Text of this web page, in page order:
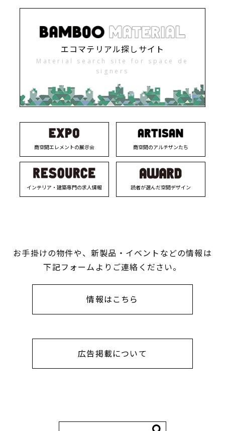
エコマテリアル探しサイト
Material search site for space de
signers
商空間エレメントの展示会 商空間のアルチザンたち
インテリア・建築専門の求人情報 読者が選んだ空間デザイン
お手掛けの物件や、新製品・イベントなどの情報は
下記フォームよりご連絡ください。
情報はこちら
広告掲載について